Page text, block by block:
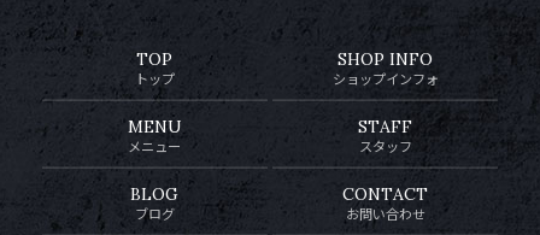
TOP
トップ
SHOP INFO
ショップインフォ
MENU
メニュー
STAFF
スタッフ
BLOG
ブログ
CONTACT
お問い合わせ